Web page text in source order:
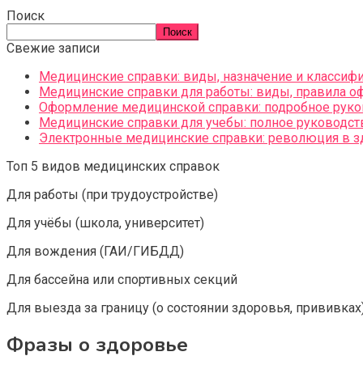
Поиск
Поиск
Свежие записи
Медицинские справки: виды, назначение и
Медицинские справки для работы: виды, правила
Оформление медицинской справки: подробное
Медицинские справки для учебы: полное
Электронные медицинские справки: революция в
Топ 5 видов медицинских справок
Для работы (при трудоустройстве)
Для учёбы (школа, университет)
Для вождения (ГАИ/ГИБДД)
Для бассейна или спортивных секций
Для выезда за границу (о состоянии здоровья,
Фразы о здоровье